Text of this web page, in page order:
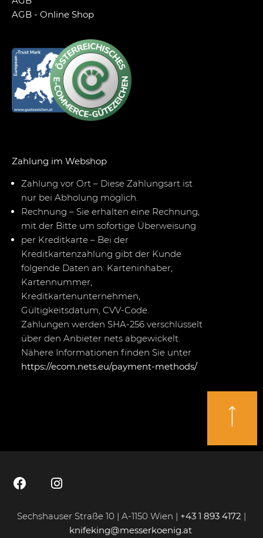
AGB - Online Shop
Zahlung im Webshop
Zahlung vor Ort – Diese Zahlungsart ist
nur bei Abholung möglich.
Rechnung – Sie erhalten eine Rechnung,
mit der Bitte um sofortige Überweisung
per Kreditkarte – Bei der
Kreditkartenzahlung gibt der Kunde
folgende Daten an: Karteninhaber,
Kartennummer,
Kreditkartenunternehmen,
Gültigkeitsdatum, CVV-Code.
Zahlungen werden SHA-256 verschlüsselt
über den Anbieter nets abgewickelt.
Nähere Informationen finden Sie unter
https://ecom.nets.eu/payment-methods/
Sechshauser Straße 10 | A-1150 Wien | +43 1 893 4172 |
knifeking@messerkoenig.at